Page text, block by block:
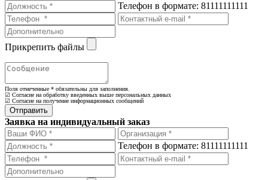
Телефон в формате: 81111111111
Прикрепить файлы
Поля отмеченные * обязательны для заполнения.
☑ Согласие на обработку введенных выше персональных данных
☑ Согласие на получение информационных сообщений
Заявка на индивидуальный заказ
Телефон в формате: 81111111111